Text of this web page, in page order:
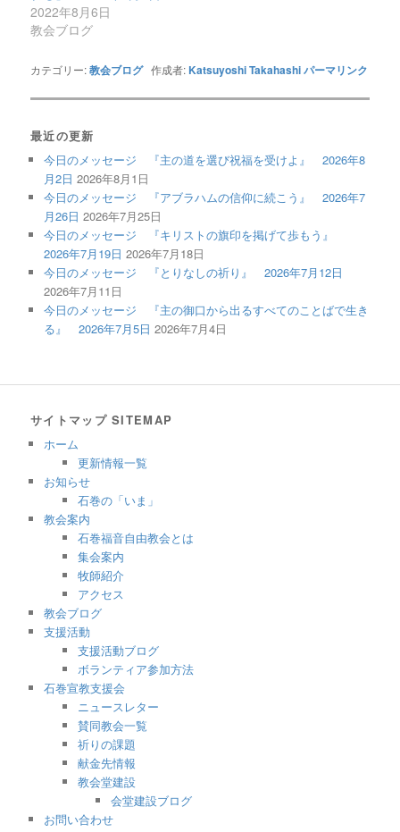
2022年8月6日
教会ブログ
カテゴリー:教会ブログ作成者: Katsuyoshi Takahashiパーマリンク
最近の更新
今日のメッセージ 『主の道を選び祝福を受けよ』 2026年8
月2日 2026年8月1日
今日のメッセージ 『アブラハムの信仰に続こう』 2026年7
月26日 2026年7月25日
今日のメッセージ 『キリストの旗印を掲げて歩もう』
2026年7月19日 2026年7月18日
今日のメッセージ 『とりなしの祈り』 2026年7月12日
2026年7月11日
今日のメッセージ 『主の御口から出るすべてのことばで生き
る』 2026年7月5日 2026年7月4日
サイトマップ SITEMAP
ホーム
更新情報一覧
お知らせ
石巻の「いま」
教会案内
石巻福音自由教会とは
集会案内
牧師紹介
アクセス
教会ブログ
支援活動
支援活動ブログ
ボランティア参加方法
石巻宣教支援会
ニュースレター
賛同教会一覧
祈りの課題
献金先情報
教会堂建設
会堂建設ブログ
お問い合わせ